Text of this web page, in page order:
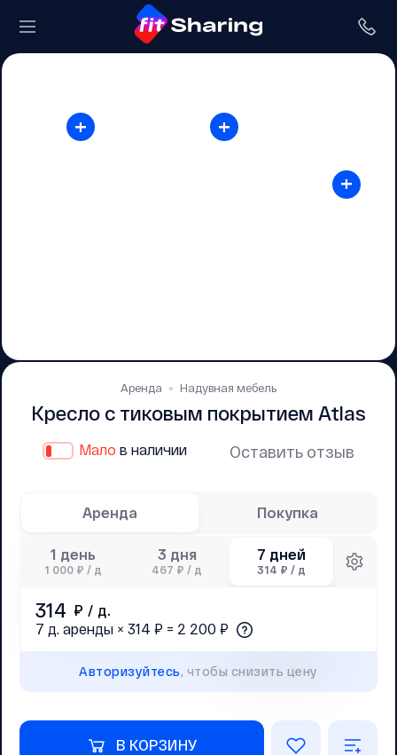
+
+
+
Аренда Надувная мебель
Кресло с тиковым покрытием Atlas
Мало в наличии Оставить отзыв
Аренда Покупка
1 день
1 000 ₽ / д
3 дня
467 ₽ / д
7 дней
314 ₽ / д
314 ₽ / д.
7 д. аренды × 314 ₽ = 2 200 ₽
Авторизуйтесь, чтобы снизить цену
В КОРЗИНУ